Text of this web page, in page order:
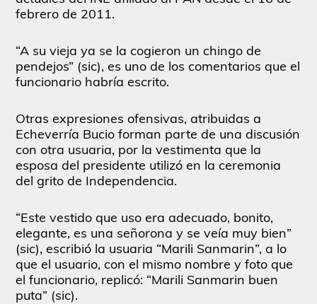
febrero de 2011.
“A su vieja ya se la cogieron un chingo de
pendejos” (sic), es uno de los comentarios que el
funcionario habría escrito.
Otras expresiones ofensivas, atribuidas a
Echeverría Bucio forman parte de una discusión
con otra usuaria, por la vestimenta que la
esposa del presidente utilizó en la ceremonia
del grito de Independencia.
“Este vestido que uso era adecuado, bonito,
elegante, es una señorona y se veía muy bien”
(sic), escribió la usuaria “Marili Sanmarin”, a lo
que el usuario, con el mismo nombre y foto que
el funcionario, replicó: “Marili Sanmarin buen
puta” (sic).